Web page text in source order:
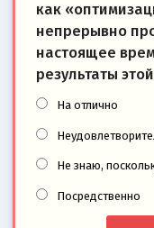
как
непрерывно
настоящее
результаты
На отлично
Не знаю,
Посредственно